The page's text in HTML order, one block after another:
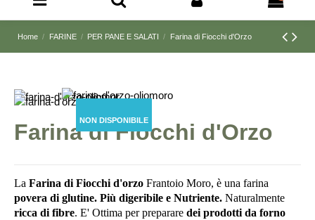
Home FARINE PER PANE E SALATI Farina di Fiocchi d'Orzo
NON DISPONIBILE
Farina di Fiocchi d'Orzo
La Farina di Fiocchi d'orzo Frantoio Moro, è una farina
povera di glutine. Più digeribile e Nutriente. Naturalmente
ricca di fibre. E' Ottima per preparare dei prodotti da forno